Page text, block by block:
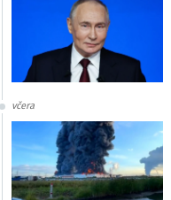
včera